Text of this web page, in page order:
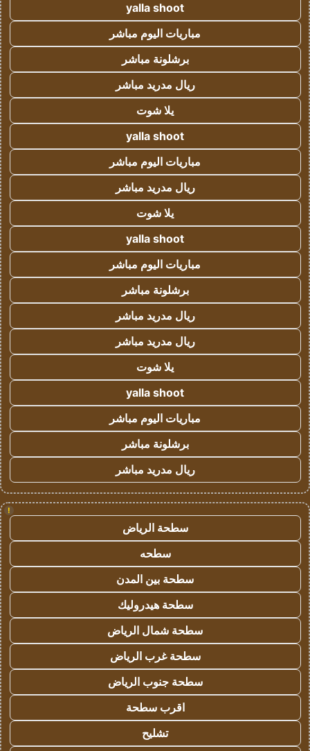
yalla shoot
مباريات اليوم مباشر
برشلونة مباشر
ريال مدريد مباشر
يلا شوت
yalla shoot
مباريات اليوم مباشر
ريال مدريد مباشر
يلا شوت
yalla shoot
مباريات اليوم مباشر
برشلونة مباشر
ريال مدريد مباشر
ريال مدريد مباشر
يلا شوت
yalla shoot
مباريات اليوم مباشر
برشلونة مباشر
ريال مدريد مباشر
!
سطحة الرياض
سطحه
سطحة بين المدن
سطحة هيدروليك
سطحة شمال الرياض
سطحة غرب الرياض
سطحة جنوب الرياض
اقرب سطحة
تشليح